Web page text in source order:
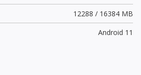
12288 / 16384 MB
Android 11